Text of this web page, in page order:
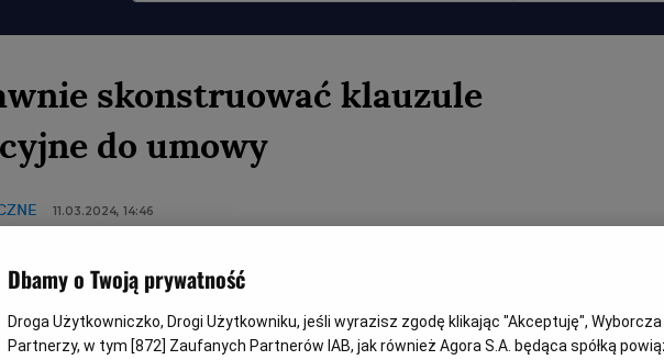
skonstruować klauzule
do umowy
11.03.2024, 14:46
Dbamy o Twoją prywatność
Droga Użytkowniczko, Drogi Użytkowniku, jeśli wyrazisz zgodę klikając "Akceptuję",
Partnerzy, w tym [872] Zaufanych Partnerów IAB, jak również Agora S.A. będąca spółką